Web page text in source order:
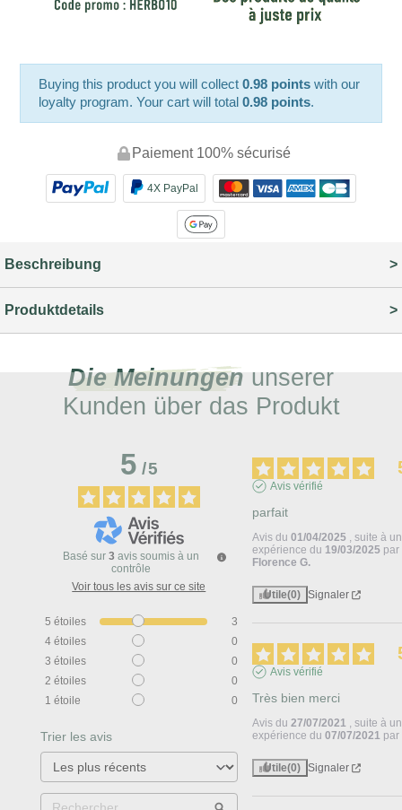
Buying this product you will collect0.98 points with our
loyalty program. Your cart will total0.98 points.
Paiement 100% sécurisé
4X PayPal
Beschreibung
Produktdetails
Die Meinungen unserer
Kunden über das Produkt
5/5
Basé sur 3 avis soumis à un
contrôle
Voir tous les avis sur ce site
5 étoiles
3
4 étoiles
0
3 étoiles
0
2 étoiles
0
1 étoile 0
Trier les avis
Avis vérifié
parfait
Avis du01/04/2025 , suite à
expérience du 19/03/2025 par
Florence G.
Utile(0) Signaler
Avis vérifié
Très bien merci
Avis du27/07/2021 , suite à
expérience du07/07/2021 par
Utile(0) Signaler